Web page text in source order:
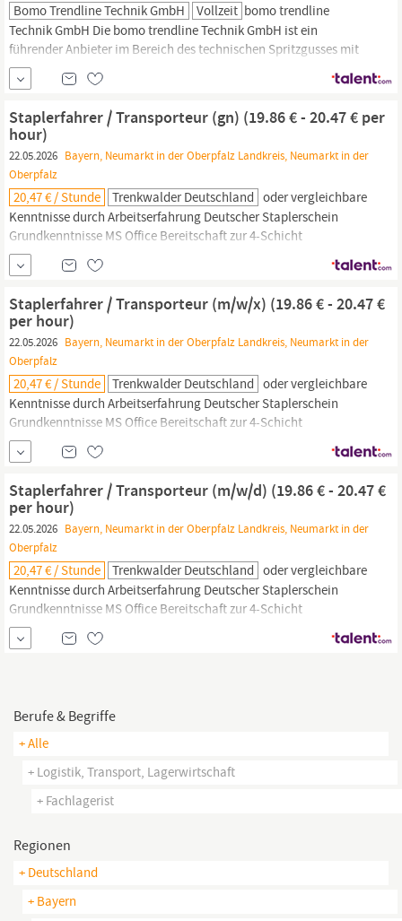
Bomo Trendline Technik GmbH Vollzeit bomo trendline
Technik GmbH Die bomo trendline Technik GmbH ist ein
führender Anbieter im Bereich des technischen Spritzgusses mit
40 Jahren Erfahrung. Als innovatives und nachhaltiges
Unternehmen setzen wir höchste Maßstäbe in Qualität und
Kundenservice. Unsere Kernkompetenzen umfassen den
Formenbau, Spritzguss und die Montage. Zur Verstärkung unseres
Teams suchen wir...
Staplerfahrer / Transporteur (gn) (19.86 € - 20.47 € per
hour)
22.05.2026 Bayern, Neumarkt in der Oberpfalz Landkreis, Neumarkt in der
Oberpfalz
20,47 € / Stunde Trenkwalder Deutschland oder vergleichbare
Kenntnisse durch Arbeitserfahrung Deutscher Staplerschein
Grundkenntnisse MS Office Bereitschaft zur 4-Schicht
Trenkwalder Personaldienste GmbH Stefan Wagner Consultant
93049
Regensburg,
Herrmann-Köhl-Straße 3 Tel. +4994163091512
Email: Trenkwalder steht für Chancengleichheit und Diversität!
Staplerfahrer / Transporteur (m/w/x) (19.86 € - 20.47 €
per hour)
22.05.2026 Bayern, Neumarkt in der Oberpfalz Landkreis, Neumarkt in der
Oberpfalz
20,47 € / Stunde Trenkwalder Deutschland oder vergleichbare
Kenntnisse durch Arbeitserfahrung Deutscher Staplerschein
Grundkenntnisse MS Office Bereitschaft zur 4-Schicht
Trenkwalder Personaldienste GmbH Stefan Wagner Consultant
93049
Regensburg,
Herrmann-Köhl-Straße 3 Tel. +4994163091512
Email: Trenkwalder steht für Chancengleichheit und Diversität!
Staplerfahrer / Transporteur (m/w/d) (19.86 € - 20.47 €
per hour)
22.05.2026 Bayern, Neumarkt in der Oberpfalz Landkreis, Neumarkt in der
Oberpfalz
20,47 € / Stunde Trenkwalder Deutschland oder vergleichbare
Kenntnisse durch Arbeitserfahrung Deutscher Staplerschein
Grundkenntnisse MS Office Bereitschaft zur 4-Schicht
Trenkwalder Personaldienste GmbH Stefan Wagner Consultant
93049
Regensburg,
Herrmann-Köhl-Straße 3 Tel. +4994163091512
Berufe & Begriffe
+ Alle
+ Logistik, Transport, Lagerwirtschaft
+ Fachlagerist
Regionen
+ Deutschland
+ Bayern